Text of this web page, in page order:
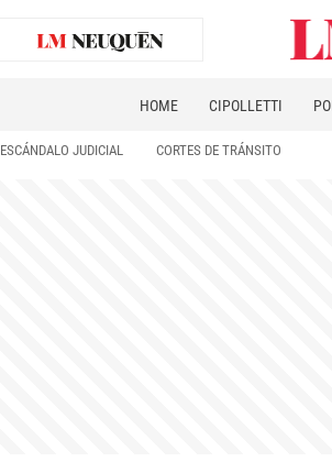
HOME CIPOLLETTI
ESCÁNDALO JUDICIAL CORTES DE TRÁNSITO